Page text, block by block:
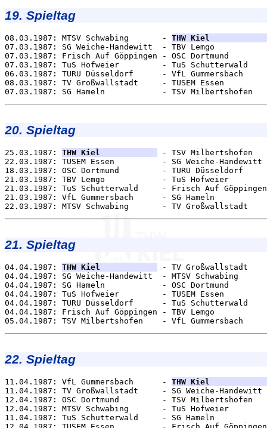
19. Spieltag
08.03.1987: MTSV Schwabing       - THW Kiel
07.03.1987: SG Weiche-Handewitt  - TBV
07.03.1987: Frisch Auf Göppingen - OSC
07.03.1987: TuS Hofweier         - TuS
06.03.1987: TURU Düsseldorf      - VfL
08.03.1987: TV Großwallstadt     - TUSEM
20. Spieltag
25.03.1987: THW Kiel
- TSV
22.03.1987: TUSEM Essen          - SG Weiche-
18.03.1987: OSC Dortmund         - TURU
21.03.1987: TBV Lemgo            - TuS
21.03.1987: TuS Schutterwald     - Frisch Auf
21.03.1987: VfL Gummersbach      - SG
21. Spieltag
04.04.1987: THW Kiel
- TV
04.04.1987: SG Weiche-Handewitt  - MTSV
04.04.1987: SG Hameln            - OSC
04.04.1987: TuS Hofweier         - TUSEM
04.04.1987: TURU Düsseldorf      - TuS
04.04.1987: Frisch Auf Göppingen - TBV
22. Spieltag
11.04.1987: VfL Gummersbach      - THW Kiel
11.04.1987: TV Großwallstadt     - SG Weiche-
12.04.1987: OSC Dortmund         - TSV
12.04.1987: MTSV Schwabing       - TuS
11.04.1987: TuS Schutterwald     - SG Hameln